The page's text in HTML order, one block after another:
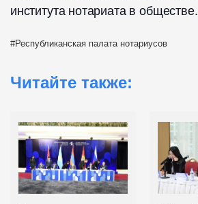
института нотариата в обществе.
Республиканская палата нотариусов
Читайте также: